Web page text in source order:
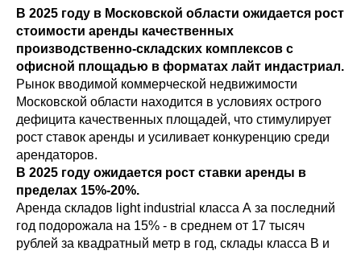
В 2025 году в Московской области ожидается рост
стоимости аренды качественных
производственно-складских комплексов с
офисной площадью в форматах лайт индастриал.
Рынок вводимой коммерческой недвижимости
Московской области находится в условиях острого
дефицита качественных площадей, что стимулирует
рост ставок аренды и усиливает конкуренцию среди
арендаторов.
В 2025 году ожидается рост ставки аренды в
пределах 15%-20%.
Аренда складов light industrial класса А за последний
год подорожала на 15% - в среднем от 17 тысяч
рублей за квадратный метр в год, склады класса B и